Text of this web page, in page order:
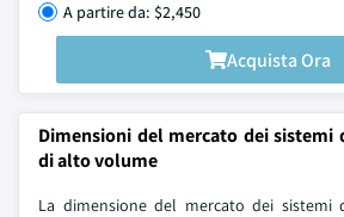
A partire da: $2,450
Acquista Ora
Dimensioni del mercato dei sistemi
di alto volume
La dimensione del mercato dei sistemi